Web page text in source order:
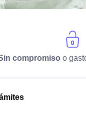
compromiso o